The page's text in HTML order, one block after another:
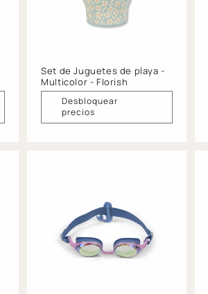
Set de Juguetes de playa -
Multicolor - Florish
Desbloquear
precios